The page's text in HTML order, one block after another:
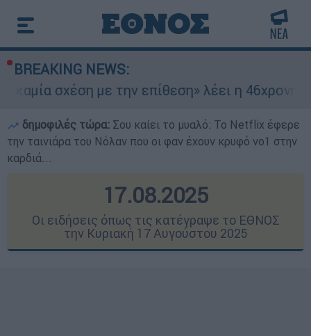
BREAKING NEWS:
την επίθεση» λέει η 46χρονη - Τι
δημοφιλές τώρα: Σου καίει το μυαλό: Το Netflix έφερε
την ταινιάρα του Νόλαν που οι φαν έχουν κρυφό νο1 στην
καρδιά...
17.08.2025
Οι ειδήσεις όπως τις κατέγραψε το ΕΘΝΟΣ
την Κυριακή 17 Αυγούστου 2025